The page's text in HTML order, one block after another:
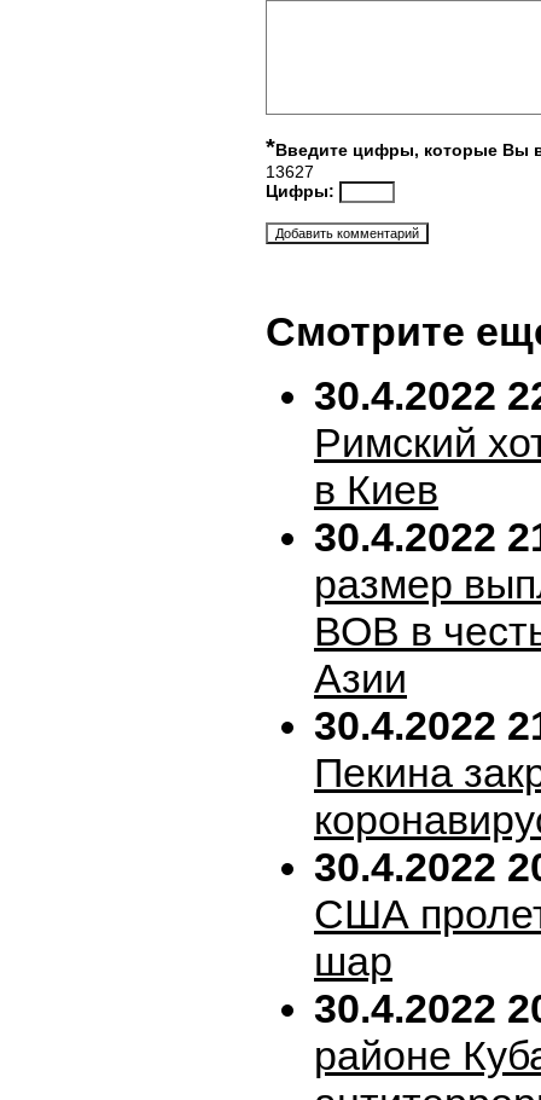
*Введите цифры, которые Вы
13627
Цифры:
Смотрите
30.4.2022
Римский
в Киев
30.4.2022
размер
ВОВ в
Азии
30.4.2022
Пекина
30.4.2022
США
шар
30.4.2022
районе